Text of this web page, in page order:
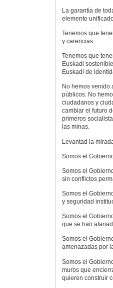
La garantía de
elemento
Tenemos que
y carencias.
Tenemos que
Euskadi
Euskadi de
No hemos venido
públicos. No
ciudadanos y
cambiar el futuro
primeros
las minas.
Levantad la
Somos el
Somos el
sin conflictos
Somos el
y seguridad
Somos el
que se han
Somos el
amenazadas por
Somos el
muros que
quieren construir